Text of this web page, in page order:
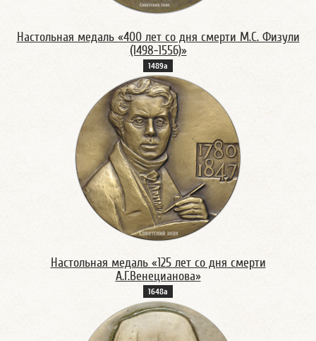
Настольная медаль «400 лет со дня смерти М.С. Физули
(1498-1556)»
1489а
Настольная медаль «125 лет со дня смерти
А.Г.Венецианова»
1648а